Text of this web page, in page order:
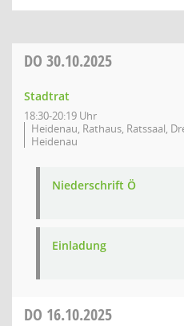
DO 30.10.2025
Stadtrat
18:30-20:19 Uhr
Heidenau, Rathaus, Ratssaal,
Heidenau
Niederschrift Ö
Einladung
DO 16.10.2025